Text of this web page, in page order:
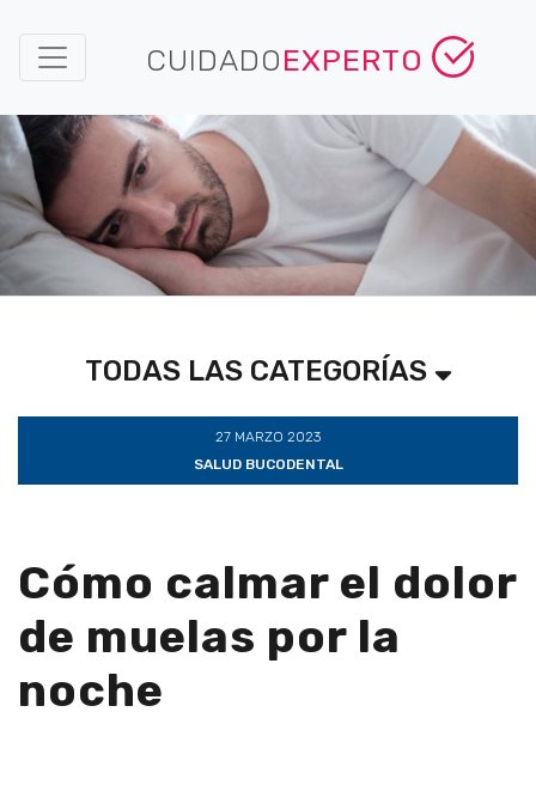
CUIDADOEXPERTO
TODAS LAS CATEGORÍAS
27 MARZO 2023
SALUD BUCODENTAL
Cómo calmar el dolor
de muelas por la
noche